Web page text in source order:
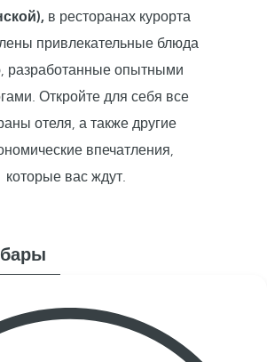
в ресторанах курорта
привлекательные блюда
разработанные опытными
Откройте для себя все
отеля, а также другие
впечатления,
которые вас ждут.